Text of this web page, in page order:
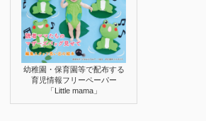
幼稚園・保育園等で配布する
育児情報フリーペーパー
「Little mama」